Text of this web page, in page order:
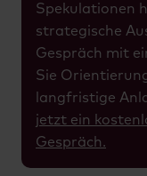
Spekulationen
strategische
Gespräch mit
Sie
langfristige
jetzt ein
Gespräch.